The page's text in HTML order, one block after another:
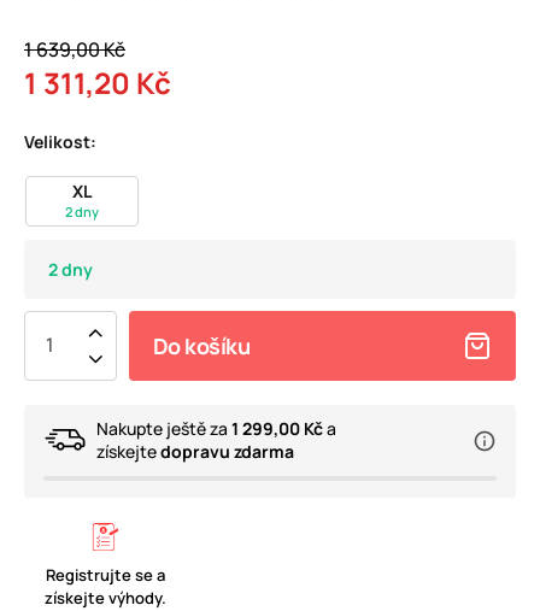
1 639,00 Kč
1 311,20 Kč
Velikost:
XL
2 dny
2 dny
Do košíku
Nakupte ještě za 1 299,00 Kča
získejtedopravu zdarma
Registrujte se a
získejte výhody.